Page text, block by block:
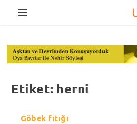
Etiket: herni
Göbek fıtığı